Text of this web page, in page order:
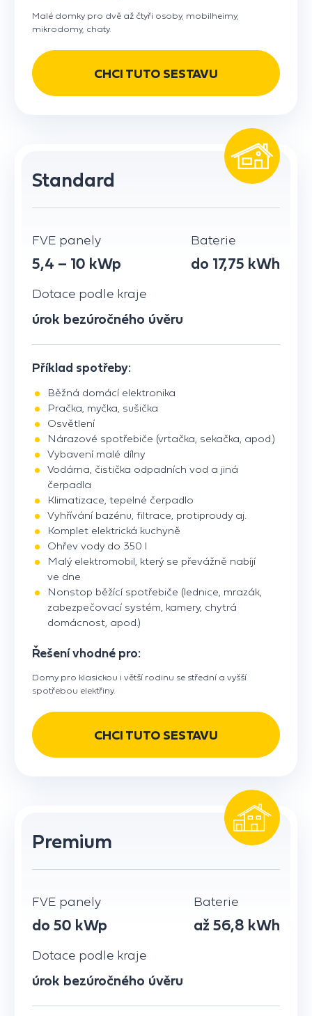
Malé domky pro dvě až čtyři osoby, mobilheimy,
mikrodomy, chaty.
CHCI TUTO SESTAVU
Standard
FVE panely
5,4 – 10 kWp
Baterie
do 17,75 kWh
Dotace podle kraje
úrok bezúročného úvěru
Příklad spotřeby:
Běžná domácí elektronika
Pračka, myčka, sušička
Osvětlení
Nárazové spotřebiče (vrtačka, sekačka, apod.)
Vybavení malé dílny
Vodárna, čistička odpadních vod a jiná
čerpadla
Klimatizace, tepelné čerpadlo
Vyhřívání bazénu, filtrace, protiproudy aj.
Komplet elektrická kuchyně
Ohřev vody do 350 l
Malý elektromobil, který se převážně nabíjí
ve dne
Nonstop běžící spotřebiče (lednice, mrazák,
zabezpečovací systém, kamery, chytrá
domácnost, apod.)
Řešení vhodné pro:
Domy pro klasickou i větší rodinu se střední a vyšší
spotřebou elektřiny.
CHCI TUTO SESTAVU
Premium
FVE panely
do 50 kWp
Baterie
až 56,8 kWh
Dotace podle kraje
úrok bezúročného úvěru